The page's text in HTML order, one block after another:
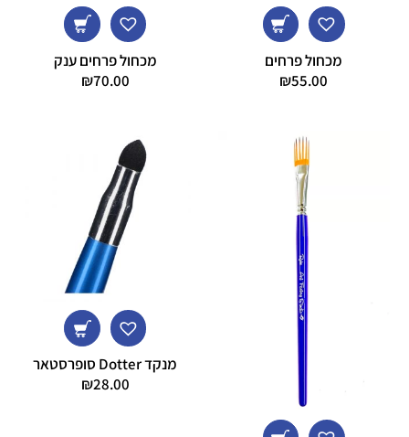
מכחול פרחים
₪55.00
מכחול פרחים ענק
₪70.00
מנקד Dotter סופרסטאר
₪28.00